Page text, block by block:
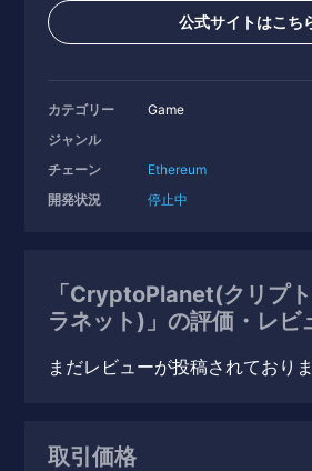
公式サイトはこち
カテゴリー
Game
ジャンル
チェーン
Ethereum
開発状況
停止中
「CryptoPlanet(クリプ
ラネット)」の評価・レビ
まだレビューが投稿されておりま
取引価格